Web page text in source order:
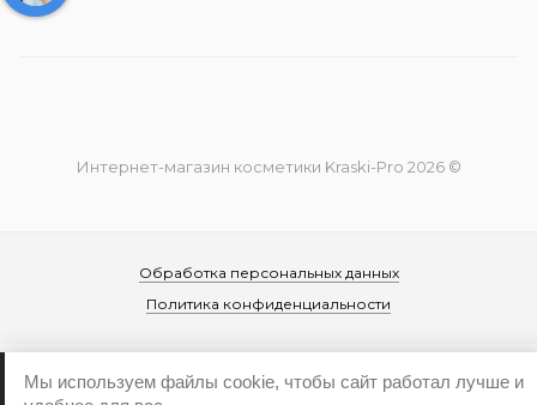
Интернет-магазин косметики Kraski-Pro 2026 ©
Обработка персональных данных
Политика конфиденциальности
Мы используем файлы cookie, чтобы сайт работал лучше и